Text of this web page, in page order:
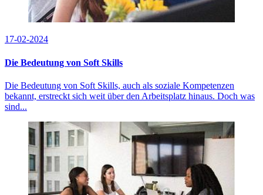
17-02-2024
Die Bedeutung von Soft Skills
Die Bedeutung von Soft Skills, auch als soziale Kompetenzen
bekannt, erstreckt sich weit über den Arbeitsplatz hinaus. Doch was
sind...